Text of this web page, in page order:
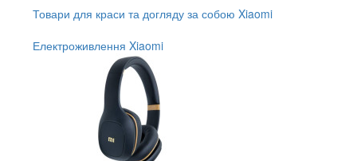
Товари для краси та догляду за собою Xiaomi
Електроживлення Xiaomi